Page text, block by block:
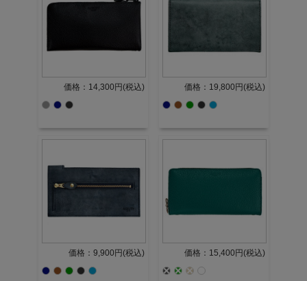
価格：14,300円(税込) 価格：19,800円(税込)
価格：9,900円(税込) 価格：15,400円(税込)